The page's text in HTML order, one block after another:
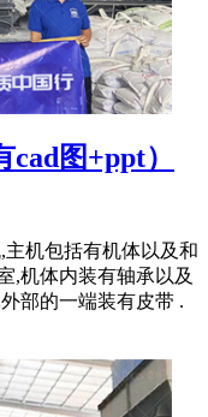
图+ppt）
机包括有机体以及和
,机体内装有轴承以及
部的一端装有皮带 .